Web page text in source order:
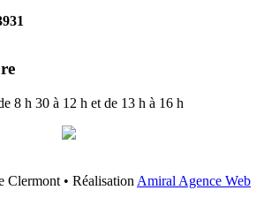
8 h 30 à 12 h et de 13 h à 16 h
Clermont • Réalisation Amiral Agence Web